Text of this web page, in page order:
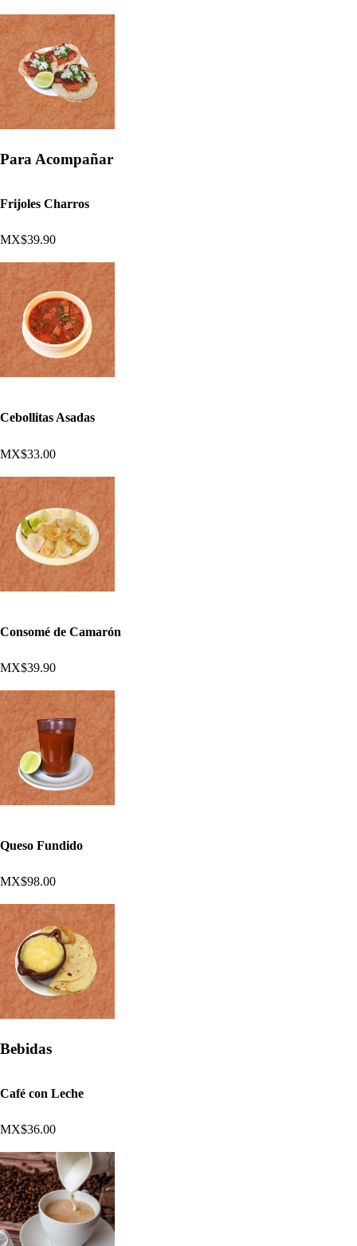
Para Acompañar
Frijoles Charros
MX$39.90
Cebollitas Asadas
MX$33.00
Consomé de Camarón
MX$39.90
Queso Fundido
MX$98.00
Bebidas
Café con Leche
MX$36.00